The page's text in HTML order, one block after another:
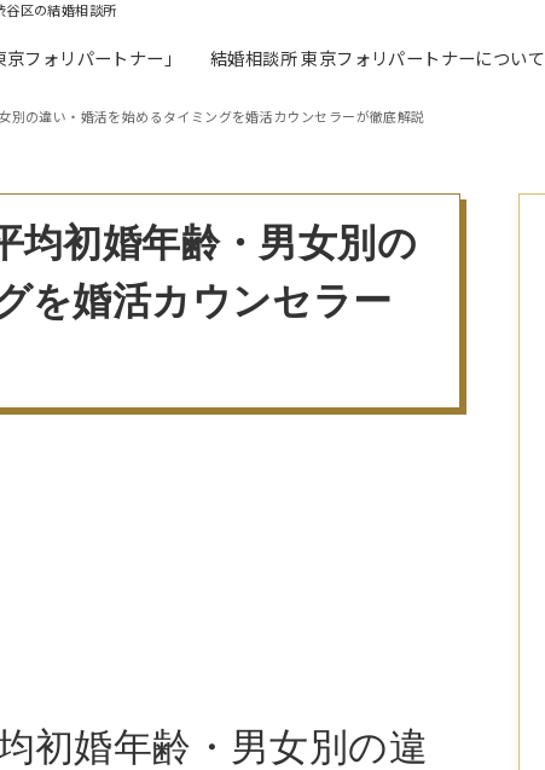
谷区の結婚相談所
フォリパートナー」 結婚相談所 東京フォリパートナーについて
別の違い・婚活を始めるタイミングを婚活カウンセラーが徹底解説
均初婚年齢・男女別の
を婚活カウンセラー
初婚年齢・男女別の違